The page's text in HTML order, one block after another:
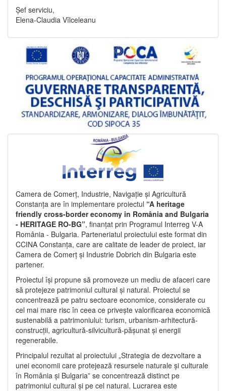
Șef serviciu,
Elena-Claudia Vîlceleanu
Camera de Comerț, Industrie, Navigație și Agricultură
Constanța are în implementare proiectul “A heritage
friendly cross-border economy in România and Bulgaria
- HERITAGE RO-BG”, finanțat prin Programul Interreg V-A
România - Bulgaria. Parteneriatul proiectului este format din
CCINA Constanța, care are calitate de leader de proiect, iar
Camera de Comerț și Industrie Dobrich din Bulgaria este
partener.
Proiectul își propune să promoveze un mediu de afaceri care
să protejeze patrimoniul cultural și natural. Proiectul se
concentrează pe patru sectoare economice, considerate cu
cel mai mare risc în ceea ce privește valorificarea economică
sustenabilă a patrimoniului: turism, urbanism-arhitectură-
construcții, agricultură-silvicultură-pășunat și energii
regenerabile.
Principalul rezultat al proiectului „Strategia de dezvoltare a
unei economii care protejează resursele naturale și culturale
în România și Bulgaria” se concentrează distinct pe
patrimoniul cultural și pe cel natural. Lucrarea este